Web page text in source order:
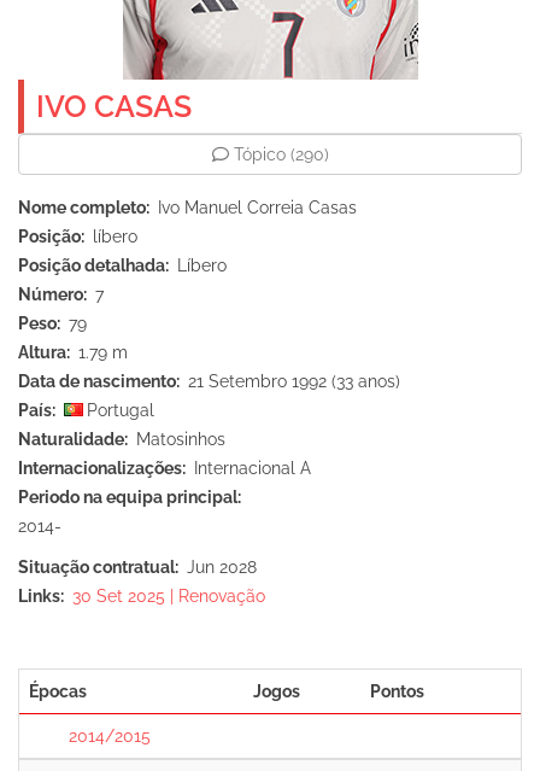
IVO CASAS
Tópico(290)
Nome completo
Ivo Manuel Correia Casas
Posição
líbero
Posição detalhada
Líbero
Número
7
Peso
79
Altura
1.79 m
Data de nascimento
21 Setembro 1992 (33 anos)
País
Portugal
Naturalidade
Matosinhos
Internacionalizações
Internacional A
Periodo na equipa principal
2014-
Situação contratual
Jun 2028
Links
30 Set 2025 | Renovação
Épocas Jogos Pontos
2014/2015